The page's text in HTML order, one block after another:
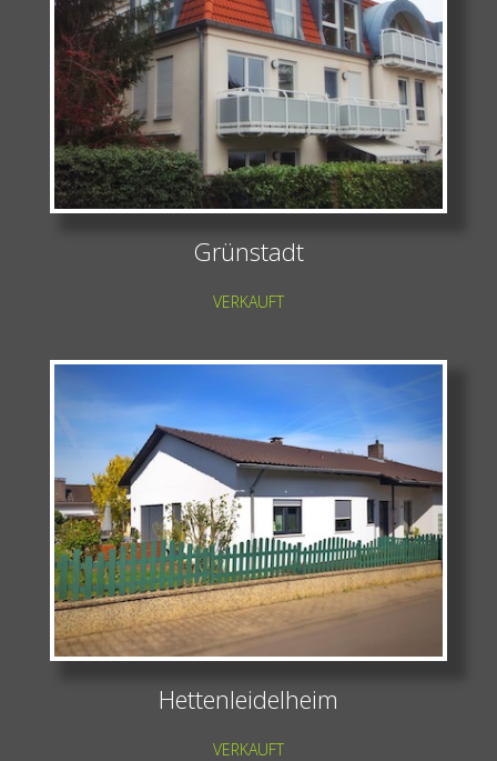
Grünstadt
VERKAUFT
Hettenleidelheim
VERKAUFT